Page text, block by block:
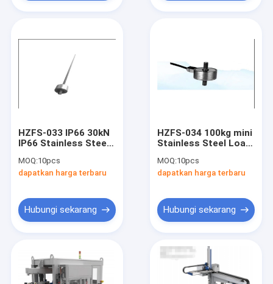
HZFS-033 IP66 30kN
IP66 Stainless Steel
Beban Berat Untuk
Industri Berat 10-12V
MOQ:10pcs
dapatkan harga terbaru
Hubungi sekarang
HZFS-034 100kg mini
Stainless Steel Load
Berat Ketegangan
Dan Kompresi Untuk
MOQ:10pcs
dapatkan harga terbaru
Hubungi sekarang